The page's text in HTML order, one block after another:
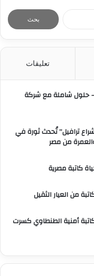
تعليقات
حلول شاملة مع شركة
ترافيل” تُحدث ثورة في
من مصر
كاتبة مصرية
من العيار الثقيل
أمنية الطنطاوي كسرت